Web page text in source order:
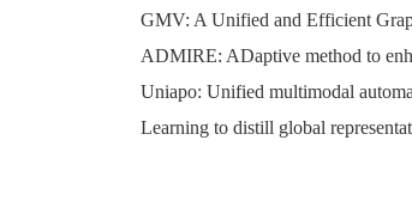
GMV: A Unified and Efficient
ADMIRE: ADaptive method to
Uniapo: Unified multimodal
Learning to distill global